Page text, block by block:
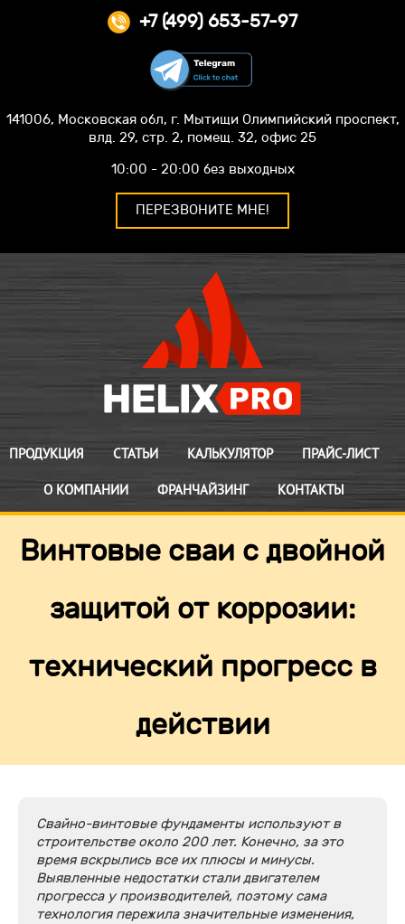
+7 (499) 653-57-97
141006, Московская обл, г. Мытищи Олимпийский проспект,
влд. 29, стр. 2, помещ. 32, офис 25
10:00 - 20:00 без выходных
ПЕРЕЗВОНИТЕ МНЕ!
ПРОДУКЦИЯ СТАТЬИ КАЛЬКУЛЯТОР ПРАЙС-ЛИСТ
О КОМПАНИИ ФРАНЧАЙЗИНГ КОНТАКТЫ
Винтовые сваи с двойной
защитой от коррозии:
технический прогресс в
действии
Свайно-винтовые фундаменты используют в
строительстве около 200 лет. Конечно, за это
время вскрылись все их плюсы и минусы.
Выявленные недостатки стали двигателем
прогресса у производителей, поэтому сама
технология пережила значительные изменения,